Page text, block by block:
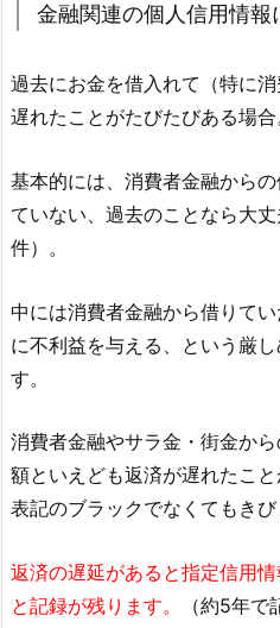
金融関連の個人信用情報
過去にお金を借入れて（特に
遅れたことがたびたびある場合
基本的には、消費者金融から
ていない、過去のことなら大
件）。
中には消費者金融から借りて
に不利益を与える、という厳
す。
消費者金融やサラ金・街金か
額といえども返済が遅れたこ
表記のブラックでなくてもきび
返済の遅延があると指定信用
と記録が残ります。
（約5年で